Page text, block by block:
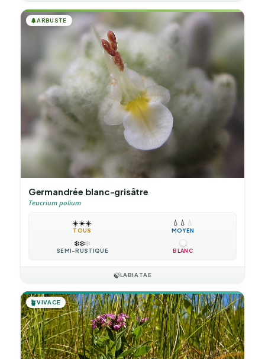
🌲ARBUSTE
Germandrée blanc-grisâtre
Teucrium polium
☀️☀️☀️
TOUS
💧 💧 💧
MOYEN
❄️❄️❄️
SEMI-RUSTIQUE BLANC
🍃LABIATAE
🪴VIVACE